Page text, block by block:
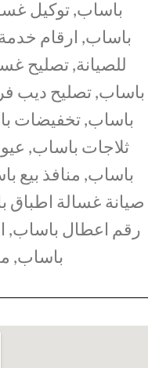
باساب, توكيل
باساب, ارقام
للصيانة, تصليح
باساب, تصليح ديب
باساب, تخفيضات
ثلاجات باساب,
باساب, منافذ بيع
صيانة غسالة
رقم اعطال باساب,
باساب,